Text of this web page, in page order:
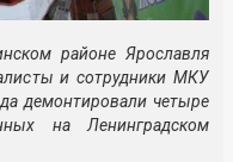
районе Ярославля
и сотрудники МКУ
демонтировали четыре
на Ленинградском